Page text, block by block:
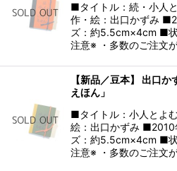
■タイトル：続・小人
作・絵：出口かずみ
ズ：約5.5cm×4cm ■
注意※ ・多数のご注文
【新品／豆本】 出口
えほん」
■タイトル：小人とよ
絵：出口かずみ
ズ：約5.5cm×4cm ■
注意※ ・多数のご注文